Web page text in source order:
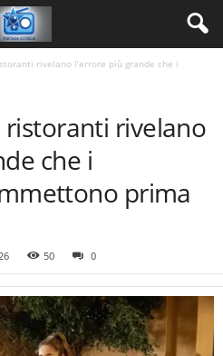
rivelano l’errore più grande che i
rivelano
che i
prima
50 0